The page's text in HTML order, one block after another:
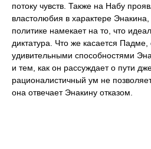
потоку чувств. Также на Набу
властолюбия в характере
политике намекает на то, что
диктатура. Что же касается
удивительными способностями
и тем, как он рассуждает о пути
рационалистичный ум не
она отвечает Энакину отказом.